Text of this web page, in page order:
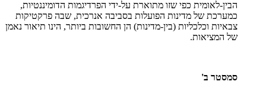
הבין-לאומית כפי שזו מתוארת על-ידי הפרדיגמות הדומיננטיות,
כמערכת של מדינות הפועלות בסביבה אנרכית, שבה פרקטיקות
צבאיות וכלכליות (בין-מדינות) הן החשובות ביותר, הינו תיאור נאמן
של המציאות.
סמסטר ב'